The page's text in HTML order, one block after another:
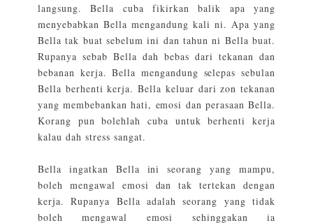
langsung. Bella cuba fikirkan balik apa yang
menyebabkan Bella mengandung kali ni. Apa yang
Bella tak buat sebelum ini dan tahun ni Bella buat.
Rupanya sebab Bella dah bebas dari tekanan dan
bebanan kerja. Bella mengandung selepas sebulan
Bella berhenti kerja. Bella keluar dari zon tekanan
yang membebankan hati, emosi dan perasaan Bella.
Korang pun bolehlah cuba untuk berhenti kerja
kalau dah stress sangat.
Bella ingatkan Bella ini seorang yang mampu,
boleh mengawal emosi dan tak tertekan dengan
kerja. Rupanya Bella adalah seorang yang tidak
boleh mengawal emosi sehinggakan ia